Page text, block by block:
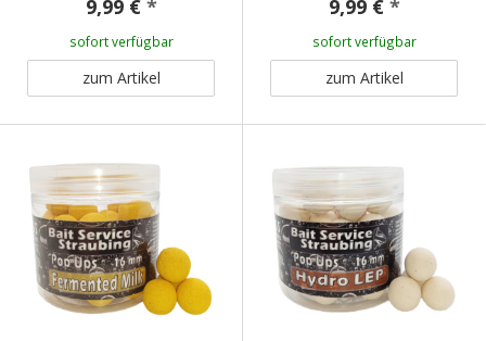
9,99 € *
sofort verfügbar
zum Artikel
9,99 € *
sofort verfügbar
zum Artikel